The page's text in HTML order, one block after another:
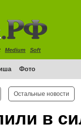
Medium Soft
Фото
Остальные новости
в